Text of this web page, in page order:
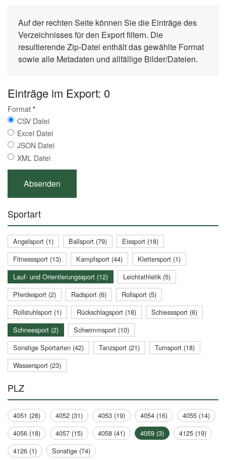
Auf der rechten Seite können Sie die Einträge des
Verzeichnisses für den Export filtern. Die
resultierende Zip-Datei enthält das gewählte Format
sowie alle Metadaten und allfällige Bilder/Dateien.
Einträge im Export: 0
Format *
CSV Datei
Excel Datei
JSON Datei
XML Datei
Sportart
Angelsport (1) Ballsport (79)
Eissport (18)
Fitnesssport (13)
Kampfsport (44)
Klettersport (1)
Lauf- und Orientierungssport (12)
Leichtathletik (5)
Pferdesport (2)
Radsport (6)
Rollsport (5)
Rollstuhlsport (1)
Rückschlagsport (18)
Schiesssport (6)
Schneesport (2)
Schwimmsport (10)
Sonstige Sportarten (42)
Tanzsport (21)
Turnsport (18)
Wassersport (23)
PLZ
4051 (28) 4052 (31) 4053 (19) 4054 (16)
4055 (14)
4056 (18)
4057 (15) 4058 (41) 4059 (3)
4125 (19)
4126 (1)
Sonstige (74)